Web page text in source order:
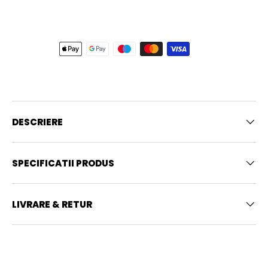
DESCRIERE
SPECIFICATII PRODUS
LIVRARE & RETUR